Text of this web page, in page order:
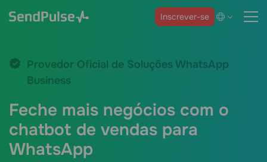
Inscrever-se
Provedor Oficial de Soluções WhatsApp
Business
Feche mais negócios com o
chatbot de vendas para
WhatsApp